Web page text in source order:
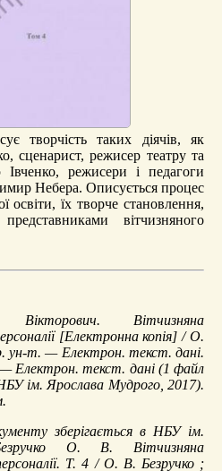
творчість таких діячів, як
сценарист, режисер театру та
Івченко, режисери і педагоги
Небера. Описується процес
освіти, їх творче становлення,
вітчизняного
Вікторович. Вітчизняна
[Електронна копія] / О.
ун-т. — Електрон. текст. дані.
текст. дані (1 файл
ім. Ярослава Мудрого, 2017).
зберігається в НБУ ім.
О. В. Вітчизняна
Т. 4 / О. В. Безручко ;